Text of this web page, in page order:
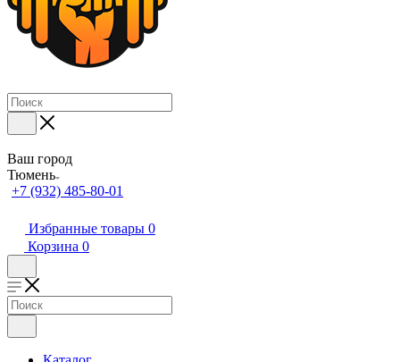
Ваш город
Тюмень
+7 (932) 485-80-01
Избранные товары 0
Корзина 0